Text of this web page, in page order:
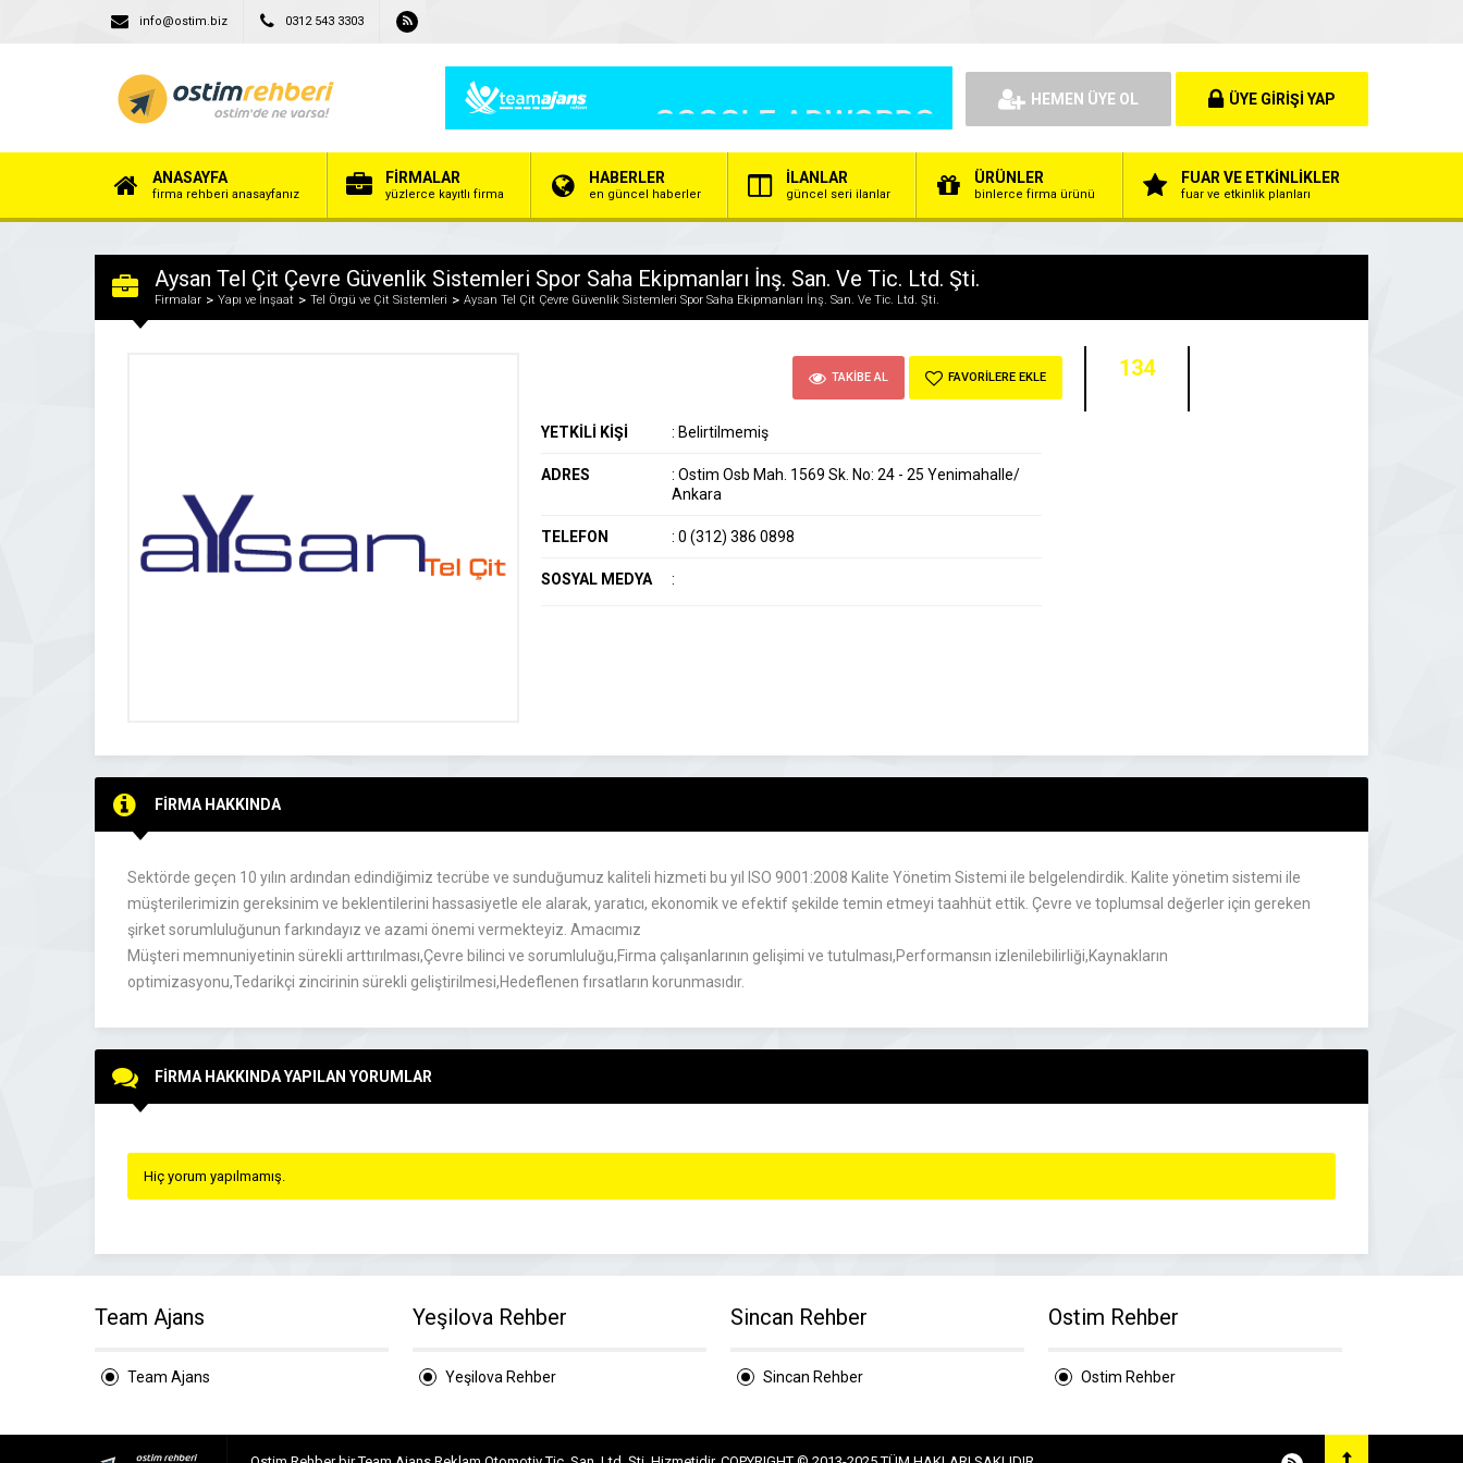
info@ostim.biz 0312 543 3303
HEMEN ÜYE OL ÜYE GİRİŞİ YAP
ANASAYFA
firma rehberi anasayfanız
FİRMALAR
yüzlerce kayıtlı firma
HABERLER
en güncel haberler
İLANLAR
güncel seri ilanlar
ÜRÜNLER
binlerce firma ürünü
FUAR VE ETKİNLİKLER
fuar ve etkinlik planları
Aysan Tel Çit Çevre Güvenlik Sistemleri Spor Saha Ekipmanları İnş. San. Ve Tic. Ltd. Şti.
Firmalar Yapı ve İnşaat Tel Örgü ve Çit Sistemleri Aysan Tel Çit Çevre Güvenlik Sistemleri Spor Saha Ekipmanları İnş. San. Ve Tic. Ltd. Şti.
TAKİBE AL FAVORİLERE EKLE 134
YETKİLİ KİŞİ : Belirtilmemiş
ADRES : Ostim Osb Mah. 1569 Sk. No: 24 - 25 Yenimahalle/
Ankara
TELEFON : 0 (312) 386 0898
SOSYAL MEDYA :
FİRMA HAKKINDA
Sektörde geçen 10 yılın ardından edindiğimiz tecrübe ve sunduğumuz kaliteli hizmeti bu yıl ISO 9001:2008 Kalite Yönetim Sistemi ile belgelendirdik. Kalite yönetim sistemi ile
müşterilerimizin gereksinim ve beklentilerini hassasiyetle ele alarak, yaratıcı, ekonomik ve efektif şekilde temin etmeyi taahhüt ettik. Çevre ve toplumsal değerler için gereken
şirket sorumluluğunun farkındayız ve azami önemi vermekteyiz. Amacımız
Müşteri memnuniyetinin sürekli arttırılması,Çevre bilinci ve sorumluluğu,Firma çalışanlarının gelişimi ve tutulması,Performansın izlenilebilirliği,Kaynakların
optimizasyonu,Tedarikçi zincirinin sürekli geliştirilmesi,Hedeflenen fırsatların korunmasıdır.
FİRMA HAKKINDA YAPILAN YORUMLAR
Hiç yorum yapılmamış.
Team Ajans
Team Ajans
Yeşilova Rehber
Yeşilova Rehber
Sincan Rehber
Sincan Rehber
Ostim Rehber
Ostim Rehber